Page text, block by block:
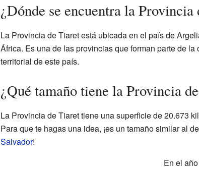
¿Dónde se encuentra la Provincia
La Provincia de Tiaret está ubicada en el país de
África. Es una de las provincias que forman parte de la
territorial de este país.
¿Qué tamaño tiene la Provincia
La Provincia de Tiaret tiene una superficie de 20.673
Para que te hagas una idea, ¡es un tamaño similar al
Salvador!
En el